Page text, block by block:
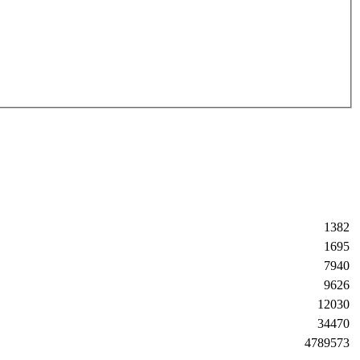
1382
1695
7940
9626
12030
34470
4789573